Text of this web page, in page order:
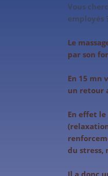
Vous
employés
Le
par son
En 15 mn
un retour
En effet
du
Il a donc